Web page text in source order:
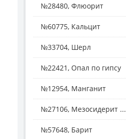
№28480, Флюорит
№60775, Кальцит
№33704, Шерл
№22421, Опал по гипсу
№12954, Манганит
№27106, Мезосидерит ...
№57648, Барит